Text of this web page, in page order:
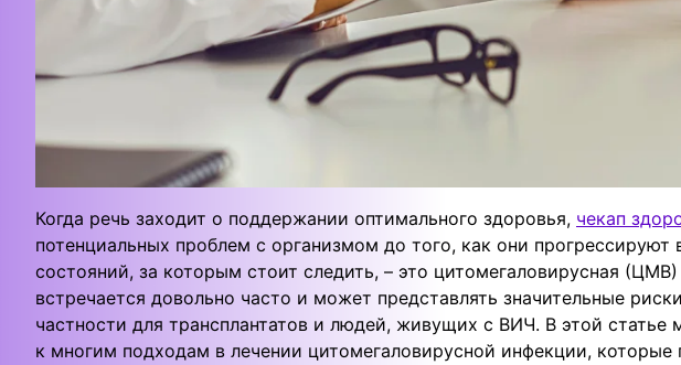
Когда речь заходит о поддержании оптимального здоровья, чекап
потенциальных проблем с организмом до того, как они прогрессируют
состояний, за которым стоит следить, – это цитомегаловирусная
встречается довольно часто и может представлять значительные
частности для трансплантатов и людей, живущих с ВИЧ. В этой
к многим подходам в лечении цитомегаловирусной инфекции, которые